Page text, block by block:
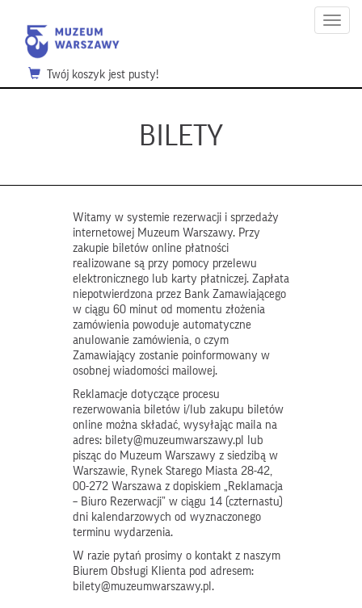
Menu
Twój koszyk jest pusty!
BILETY
Witamy w systemie rezerwacji i sprzedaży
internetowej Muzeum Warszawy. Przy
zakupie biletów online płatności
realizowane są przy pomocy przelewu
elektronicznego lub karty płatniczej. Zapłata
niepotwierdzona przez Bank Zamawiającego
w ciągu 60 minut od momentu złożenia
zamówienia powoduje automatyczne
anulowanie zamówienia, o czym
Zamawiający zostanie poinformowany w
osobnej wiadomości mailowej.
Reklamacje dotyczące procesu
rezerwowania biletów i/lub zakupu biletów
online można składać, wysyłając maila na
adres: bilety@muzeumwarszawy.pl lub
pisząc do Muzeum Warszawy z siedzibą w
Warszawie, Rynek Starego Miasta 28-42,
00-272 Warszawa z dopiskiem „Reklamacja
– Biuro Rezerwacji” w ciągu 14 (czternastu)
dni kalendarzowych od wyznaczonego
terminu wydarzenia.
W razie pytań prosimy o kontakt z naszym
Biurem Obsługi Klienta pod adresem:
bilety@muzeumwarszawy.pl.